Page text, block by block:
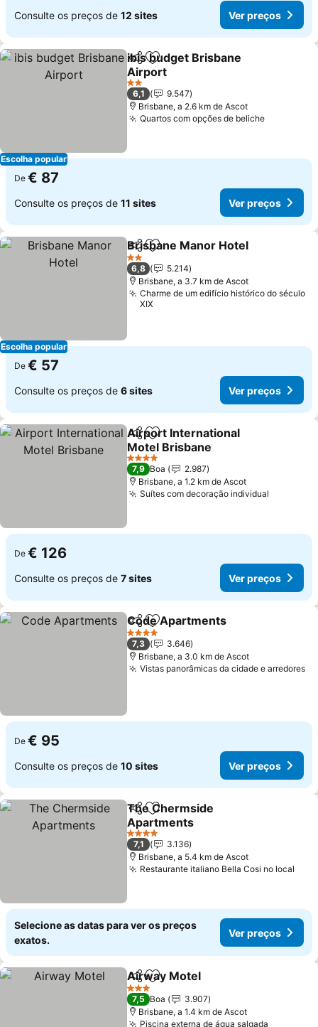
Consulte os preços de 12 sites Ver preços
Escolha popular
PartilharAdicionar aos favoritos
ibis budget Brisbane
Airport
2 Estrelas
6,1
9.547
Brisbane, a 2.6 km de Ascot
Quartos com opções de beliche
De € 87
Consulte os preços de 11 sites Ver preços
Escolha popular
PartilharAdicionar aos favoritos
Brisbane Manor Hotel
2 Estrelas
6,8
5.214
Brisbane, a 3.7 km de Ascot
Charme de um edifício histórico do século
XIX
De € 57
Consulte os preços de 6 sites Ver preços
PartilharAdicionar aos favoritos
Airport International
Motel Brisbane
4 Estrelas
7,9 Boa
2.987
Brisbane, a 1.2 km de Ascot
Suítes com decoração individual
De € 126
Consulte os preços de 7 sites Ver preços
PartilharAdicionar aos favoritos
Code Apartments
4 Estrelas
7,3
3.646
Brisbane, a 3.0 km de Ascot
Vistas panorâmicas da cidade e arredores
De € 95
Consulte os preços de 10 sites Ver preços
PartilharAdicionar aos favoritos
The Chermside
Apartments
4 Estrelas
7,1
3.136
Brisbane, a 5.4 km de Ascot
Restaurante italiano Bella Cosi no local
Selecione as datas para ver os preços
exatos.
Ver preços
PartilharAdicionar aos favoritos
Airway Motel
3 Estrelas
7,5 Boa
3.907
Brisbane, a 1.4 km de Ascot
Piscina externa de água salgada